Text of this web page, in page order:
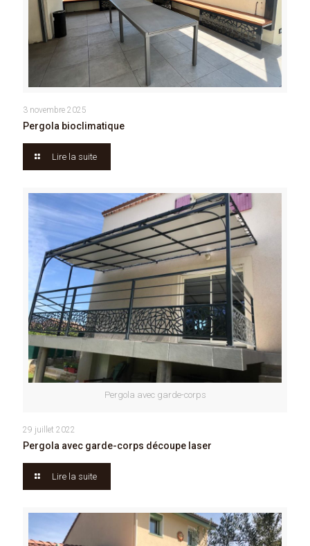
3 novembre 2025
Pergola bioclimatique
Lire la suite
Pergola avec garde-corps
29 juillet 2022
Pergola avec garde-corps découpe laser
Lire la suite